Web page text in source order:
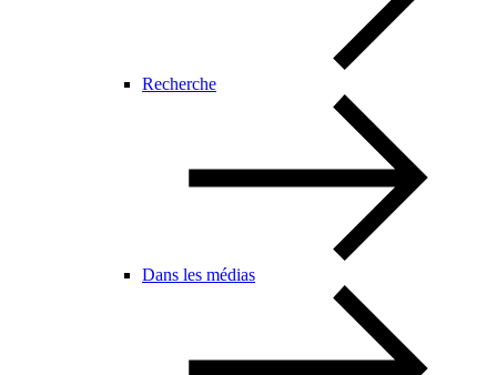
Recherche
Dans les médias